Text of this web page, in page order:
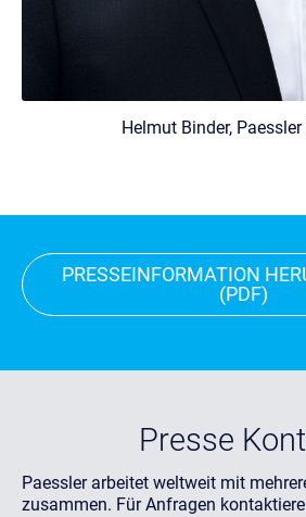
Helmut Binder, Paessler
PRESSEINFORMATION
(PDF)
Presse
Paessler arbeitet weltweit mit
zusammen. Für Anfragen